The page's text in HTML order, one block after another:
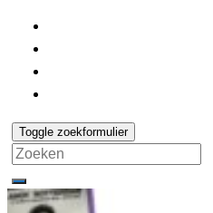
Toggle zoekformulier
Search
for: